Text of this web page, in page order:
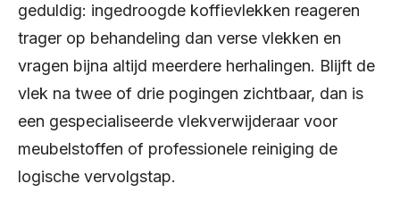
geduldig: ingedroogde koffievlekken reageren
trager op behandeling dan verse vlekken en
vragen bijna altijd meerdere herhalingen. Blijft de
vlek na twee of drie pogingen zichtbaar, dan is
een gespecialiseerde vlekverwijderaar voor
meubelstoffen of professionele reiniging de
logische vervolgstap.